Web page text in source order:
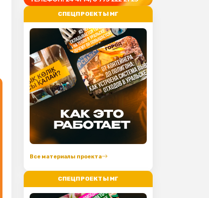
СПЕЦПРОЕКТЫ МГ
Все материалы проекта
СПЕЦПРОЕКТЫ МГ